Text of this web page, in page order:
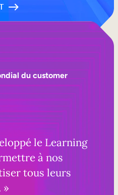
du customer
le Learning
à nos
tous leurs
»